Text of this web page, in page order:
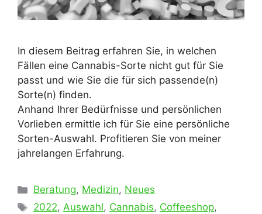
In diesem Beitrag erfahren Sie, in welchen
Fällen eine Cannabis-Sorte nicht gut für Sie
passt und wie Sie die für sich passende(n)
Sorte(n) finden.
Anhand Ihrer Bedürfnisse und persönlichen
Vorlieben ermittle ich für Sie eine persönliche
Sorten-Auswahl. Profitieren Sie von meiner
jahrelangen Erfahrung.
Kategorien
Beratung, Medizin, Neues
Schlagwörter
2022,Auswahl, Cannabis, Coffeeshop,